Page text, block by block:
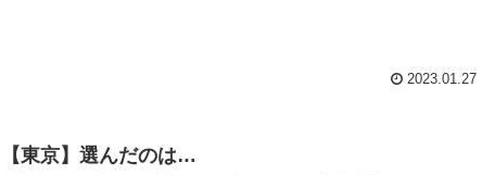
2023.01.27
【東京】選んだのは…